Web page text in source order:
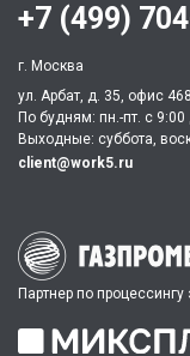
Партнер по
+7 (499)
г. Москва
ул. Арбат, д. 35, офис
По будням: пн.-пт. c 9:00
Выходные: суббота,
client@work5.ru